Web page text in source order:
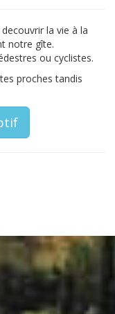
la vie à la
notre gîte.
ou cyclistes.
proches tandis